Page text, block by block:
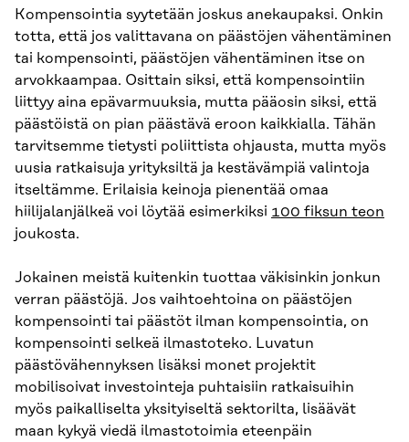
Kompensointia syytetään joskus anekaupaksi. Onkin
totta, että jos valittavana on päästöjen vähentäminen
tai kompensointi, päästöjen vähentäminen itse on
arvokkaampaa. Osittain siksi, että kompensointiin
liittyy aina epävarmuuksia, mutta pääosin siksi, että
päästöistä on pian päästävä eroon kaikkialla. Tähän
tarvitsemme tietysti poliittista ohjausta, mutta myös
uusia ratkaisuja yrityksiltä ja kestävämpiä valintoja
itseltämme. Erilaisia keinoja pienentää omaa
hiilijalanjälkeä voi löytää esimerkiksi 100 fiksun teon
joukosta.
Jokainen meistä kuitenkin tuottaa väkisinkin jonkun
verran päästöjä. Jos vaihtoehtoina on päästöjen
kompensointi tai päästöt ilman kompensointia, on
kompensointi selkeä ilmastoteko. Luvatun
päästövähennyksen lisäksi monet projektit
mobilisoivat investointeja puhtaisiin ratkaisuihin
myös paikalliselta yksityiseltä sektorilta, lisäävät
maan kykyä viedä ilmastotoimia eteenpäin